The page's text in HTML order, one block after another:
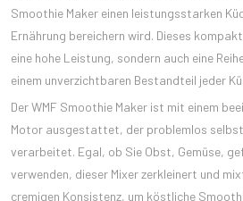
Smoothie Maker einen leistungsstarken
Ernährung bereichern wird. Dieses
eine hohe Leistung, sondern auch eine
einem unverzichtbaren Bestandteil jeder
Der WMF Smoothie Maker ist mit einem
Motor ausgestattet, der problemlos
verarbeitet. Egal, ob Sie Obst, Gemüse,
verwenden, dieser Mixer zerkleinert und
cremigen Konsistenz, um köstliche